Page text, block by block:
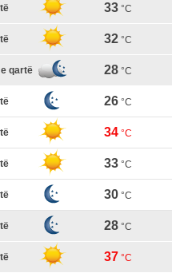
33 °C
32 °C
qartë 28 °C
26 °C
34 °C
33 °C
30 °C
28 °C
37 °C